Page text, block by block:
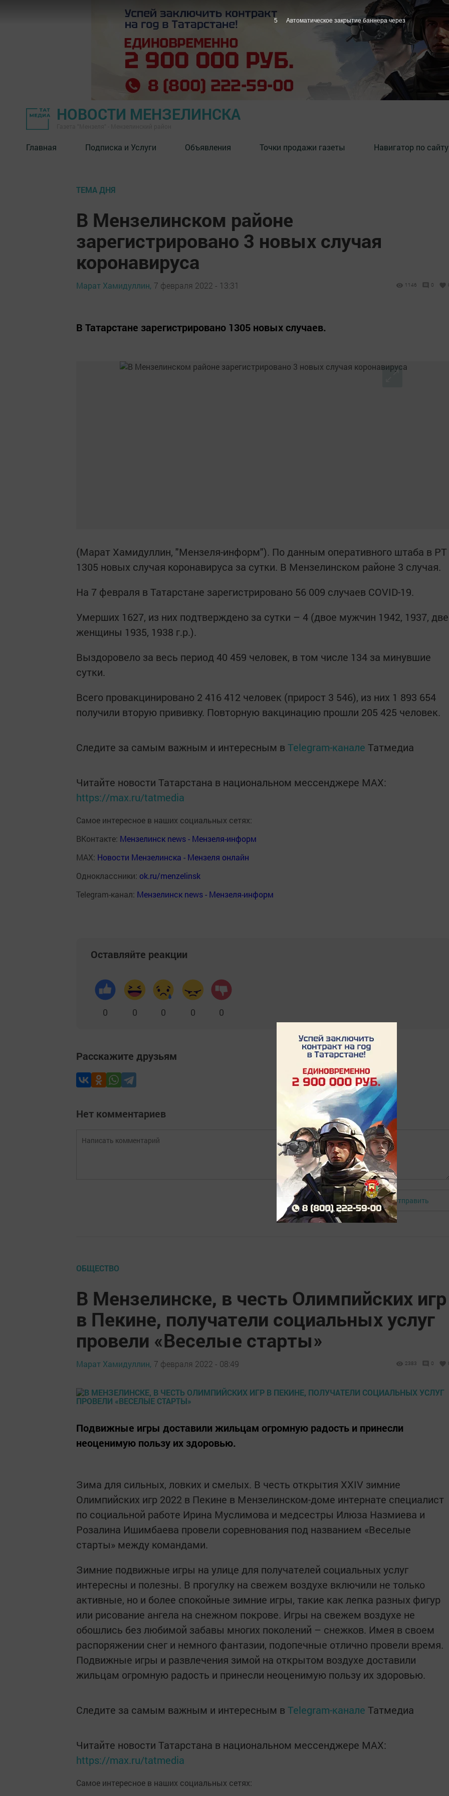
НОВОСТИ МЕНЗЕЛИНСКА
Главная Подписка и Услуги Объявления Точки продажи газеты Навигатор по сайту
ТЕМА ДНЯ
В Мензелинском районе
зарегистрировано 3 новых случая
коронавируса
Марат Хамидуллин, 7 февраля 2022 - 13:31 1146 0
В Татарстане зарегистрировано 1305 новых случаев.
(Марат Хамидуллин, "Мензеля-информ"). По данным оперативного штаба в РТ
1305 новых случая коронавируса за сутки. В Мензелинском районе 3 случая.
На 7 февраля в Татарстане зарегистрировано 56 009 случаев COVID-19.
Умерших 1627, из них подтверждено за сутки – 4 (двое мужчин 1942, 1937, две
женщины 1935, 1938 г.р.).
Выздоровело за весь период 40 459 человек, в том числе 134 за минувшие
сутки.
Всего провакцинировано 2 416 412 человек (прирост 3 546), из них 1 893 654
получили вторую прививку. Повторную вакцинацию прошли 205 425 человек.
Следите за самым важным и интересным в Telegram-канале Татмедиа
Читайте новости Татарстана в национальном мессенджере MАХ:
https://max.ru/tatmedia
Самое интересное в наших социальных сетях:
ВКонтакте: Мензелинск news - Мензеля-информ
MAX: Новости Мензелинска - Мензеля онлайн
Одноклассники: ok.ru/menzelinsk
Telegram-канал: Мензелинск news - Мензеля-информ
Оставляйте реакции
0 0 0 0 0
Расскажите друзьям
Нет комментариев
Авторизоваться Отправить
ОБЩЕСТВО
В Мензелинске, в честь Олимпийских игр
в Пекине, получатели социальных услуг
провели «Веселые старты»
Марат Хамидуллин, 7 февраля 2022 - 08:49 2383 0
Подвижные игры доставили жильцам огромную радость и принесли
неоценимую пользу их здоровью.
Зима для сильных, ловких и смелых. В честь открытия XXIV зимние
Олимпийских игр 2022 в Пекине в Мензелинском-доме интернате специалист
по социальной работе Ирина Муслимова и медсестры Илюза Назмиева и
Розалина Ишимбаева провели соревнования под названием «Веселые
старты» между командами.
Зимние подвижные игры на улице для получателей социальных услуг
интересны и полезны. В прогулку на свежем воздухе включили не только
активные, но и более спокойные зимние игры, такие как лепка разных фигур
или рисование ангела на снежном покрове. Игры на свежем воздухе не
обошлись без любимой забавы многих поколений – снежков. Имея в своем
распоряжении снег и немного фантазии, подопечные отлично провели время.
Подвижные игры и развлечения зимой на открытом воздухе доставили
жильцам огромную радость и принесли неоценимую пользу их здоровью.
Следите за самым важным и интересным в Telegram-канале Татмедиа
Читайте новости Татарстана в национальном мессенджере MАХ:
https://max.ru/tatmedia
Самое интересное в наших социальных сетях:
4 Автоматическое закрытие баннера через